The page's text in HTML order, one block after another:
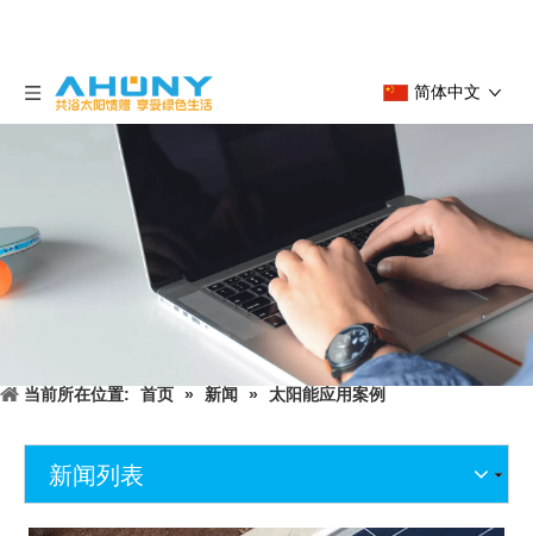
简体中文
当前所在位置: 首页 » 新闻 » 太阳能应用案例
新闻列表